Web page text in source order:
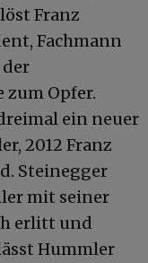
Franz
Fachmann
Opfer.
ein neuer
2012 Franz
Steinegger
mit seiner
erlitt und
Hummler